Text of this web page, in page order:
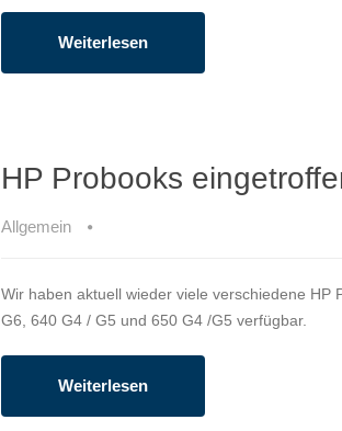
Weiterlesen
HP Probooks
Allgemein
Wir haben aktuell wieder viele verschiedene HP
G6, 640 G4 / G5 und 650 G4 /G5 verfügbar.
Weiterlesen